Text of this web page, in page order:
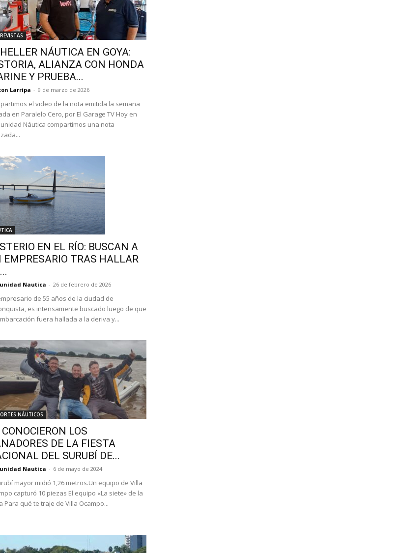
NÁUTICA EN GOYA:
ALIANZA CON HONDA
Y PRUEBA...
Larripa - 9 de marzo de 2026
el video de la nota emitida la semana
en Paralelo Cero, por El Garage TV Hoy en
Náutica compartimos una nota
EN EL RÍO: BUSCAN A
EMPRESARIO TRAS HALLAR
Nautica - 26 de febrero de 2026
de 55 años de la ciudad de
es intensamente buscado luego de que
fuera hallada a la deriva y...
NÁUTICOS
CONOCIERON LOS
DE LA FIESTA
DEL SURUBÍ DE...
Nautica - 6 de mayo de 2024
mayor midió 1,26 metros.Un equipo de Villa
capturó 10 piezas El equipo «La siete» de la
Para qué te traje de Villa Ocampo...